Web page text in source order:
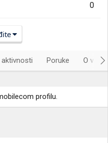
0
Poruke O
profilu.